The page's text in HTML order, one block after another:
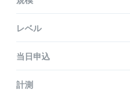
レベル
当日申込
計測